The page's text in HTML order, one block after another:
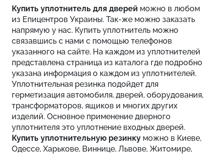
Купить уплотнитель для дверей можно в любом
из Епицентров Украины. Так-же можно заказать
напрямую у нас. Купить уплотнитель можно
связавшись с нами с помощью телефонов
указанного на сайте. На каждом из уплотнителей
представлена страница из каталога где подробно
указана информация о каждом из уплотнителей.
Уплотнительная резинка подойдет для
герметизация автомобиля, дверей, оборудования,
трансформаторов, ящиков и многих других
изделий. Основное применение дверного
уплотнителя это уплотнение входных дверей.
Купить уплотнительную резинку можно в Киеве,
Одессе, Харькове, Виннице, Львове, Житомире,